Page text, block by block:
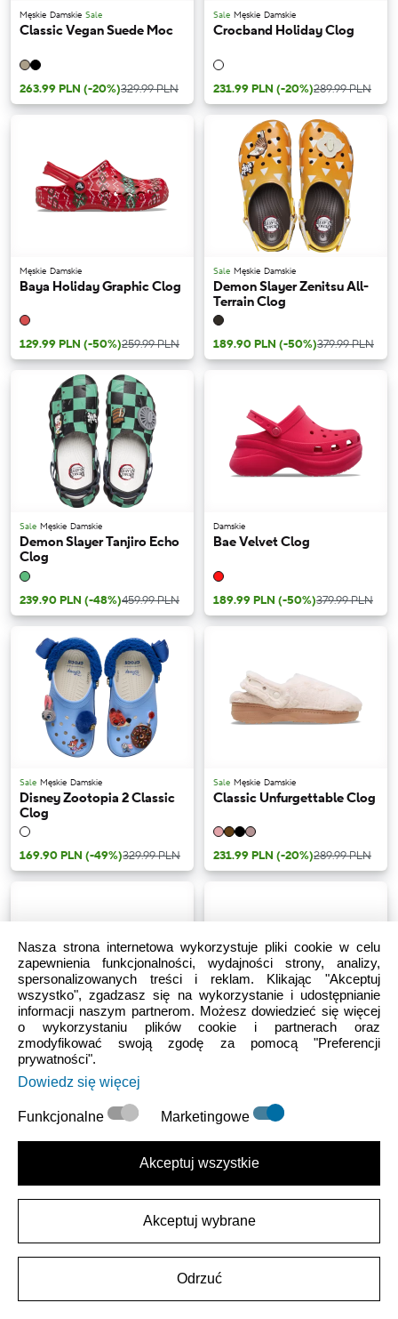
Męskie Damskie Sale
Classic Vegan Suede Moc
263.99 PLN (-20%)329.99 PLN
Sale Męskie Damskie
Crocband Holiday Clog
231.99 PLN (-20%)289.99 PLN
Męskie Damskie
Baya Holiday Graphic Clog
129.99 PLN (-50%)259.99 PLN
Sale Męskie Damskie
Demon Slayer Zenitsu All-
Terrain Clog
189.90 PLN (-50%)379.99 PLN
Sale Męskie Damskie
Demon Slayer Tanjiro Echo
Clog
239.90 PLN (-48%)459.99 PLN
Damskie
Bae Velvet Clog
189.99 PLN (-50%)379.99 PLN
Sale Męskie Damskie
Disney Zootopia 2 Classic
Clog
169.90 PLN (-49%)329.99 PLN
Sale Męskie Damskie
Classic Unfurgettable Clog
231.99 PLN (-20%)289.99 PLN
Męskie Damskie
Classic All-Terrain Clog
202.99 PLN(-30%)289.99 PLN
Classic Stacked Clog
229.99 PLN 263.99 PLN
Nasza strona internetowa wykorzystuje pliki cookie w celu
zapewnienia funkcjonalności, wydajności strony, analizy,
spersonalizowanych treści i reklam. Klikając "Akceptuj
wszystko", zgadzasz się na wykorzystanie i udostępnianie
informacji naszym partnerom. Możesz dowiedzieć się więcej
o wykorzystaniu plików cookie i partnerach oraz
zmodyfikować swoją zgodę za pomocą "Preferencji
prywatności".
Dowiedz się więcej
Funkcjonalne Marketingowe
Akceptuj wszystkie
Akceptuj wybrane
Odrzuć